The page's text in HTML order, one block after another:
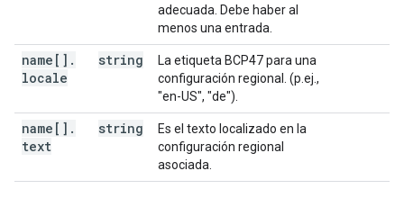
adecuada. Debe haber al
menos una entrada.
name[] .
locale
string
La etiqueta BCP47 para una
configuración regional. (p.ej.,
"en-US", "de").
name[] .
text
string
Es el texto localizado en la
configuración regional
asociada.